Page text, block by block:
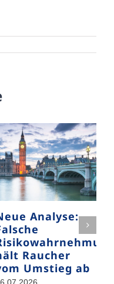
Analyse:
Raucher
Umstieg ab